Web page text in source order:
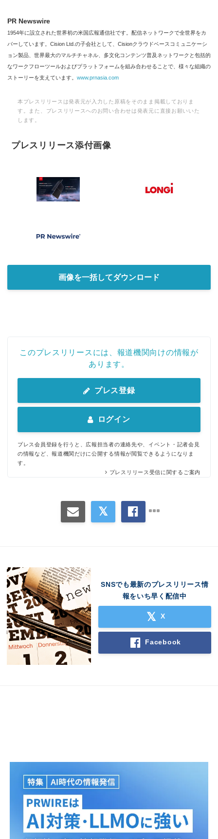
PR Newswire
1954年に設立された世界初の米国広報通信社です。配信ネットワークで全世界をカ
バーしています。Cision Ltd.の子会社として、Cisionクラウドベースコミュニケーシ
ョン製品、世界最大のマルチチャネル、多文化コンテンツ普及ネットワークと包括的
なワークフローツールおよびプラットフォームを組み合わせることで、様々な組織の
ストーリーを支えています。 www.prnasia.com
本プレスリリースは発表元が入力した原稿をそのまま掲載しておりま
す。また、プレスリリースへのお問い合わせは発表元に直接お願いいた
します。
プレスリリース添付画像
画像を一括してダウンロード
このプレスリリースには、報道機関向けの情報が
あります。
プレス登録
ログイン
プレス会員登録を行うと、広報担当者の連絡先や、イベント・記者会見
の情報など、報道機関だけに公開する情報が閲覧できるようになりま
す。
プレスリリース受信に関するご案内
SNSでも最新のプレスリリース情
報をいち早く配信中
X
Facebook
Japanese